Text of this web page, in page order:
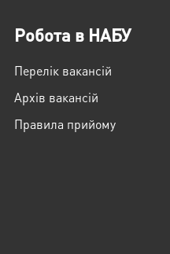
Робота в НАБУ
Перелік вакансій
Архів вакансій
Правила прийому